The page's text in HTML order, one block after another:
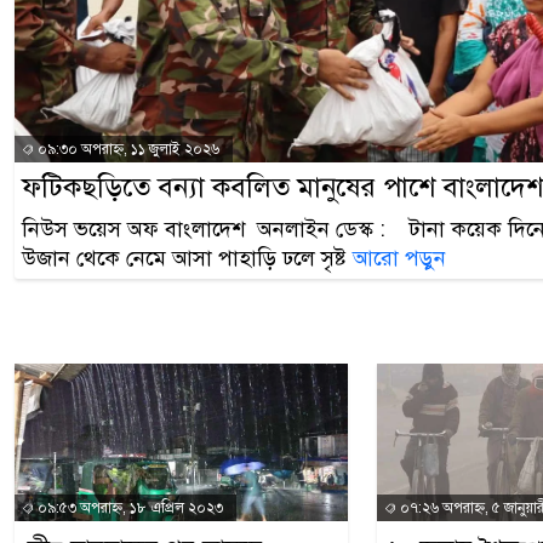
০৯:৩০ অপরাহ্ন, ১১ জুলাই ২০২৬
ফটিকছড়িতে বন্যা কবলিত মানুষের পাশে বাংলাদেশ
নিউস ভয়েস অফ বাংলাদেশ অনলাইন ডেস্ক : টানা কয়েক
উজান থেকে নেমে আসা পাহাড়ি ঢলে সৃষ্টআরো পড়ুন
০৯:৫৩ অপরাহ্ন, ১৮ এপ্রিল ২০২৩ ০৭:২৬ অপরাহ্ন, ৫